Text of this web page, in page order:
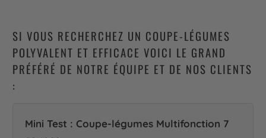
SI VOUS RECHERCHEZ UN COUPE-LÉGUMES
POLYVALENT ET EFFICACE VOICI LE GRAND
PRÉFÉRÉ DE NOTRE ÉQUIPE ET DE NOS CLIENTS
:
Mini Test : Coupe-légumes Multifonction 7